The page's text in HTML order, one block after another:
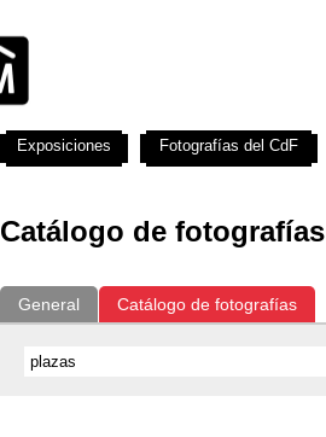
Catálogo de fotografías
General Catálogo de fotografías
Exposiciones Fotografías del CdF